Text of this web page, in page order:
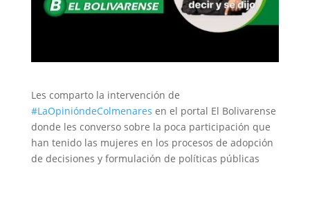
Les comparto la intervención de
#LaOpinióndeColmenares en el portal El Bolivarense
donde les converso sobre la poca participación que
han tenido las mujeres en los procesos de adopción
de decisiones y formulación de políticas públicas